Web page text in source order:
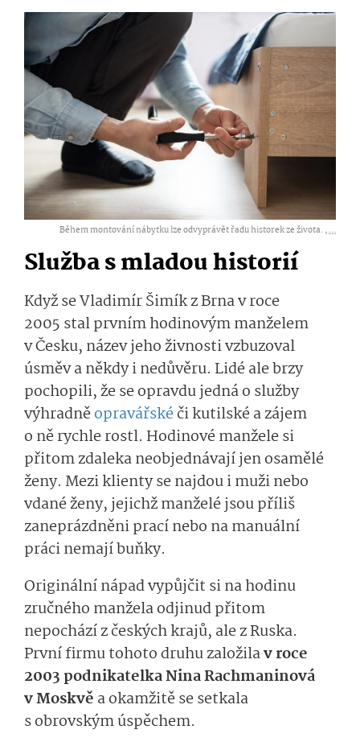
Během montování nábytku lze odvyprávět řadu historek ze života. ,...
Služba s mladou historií
Když se Vladimír Šimík z Brna v roce
2005 stal prvním hodinovým manželem
v Česku, název jeho živnosti vzbuzoval
úsměv a někdy i nedůvěru. Lidé ale brzy
pochopili, že se opravdu jedná o služby
výhradněopravářskéči kutilské a zájem
o ně rychle rostl. Hodinové manžele si
přitom zdaleka neobjednávají jen osamělé
ženy. Mezi klienty se najdou i muži nebo
vdané ženy, jejichž manželé jsou příliš
zaneprázdněni prací nebo na manuální
práci nemají buňky.
Originální nápad vypůjčit si na hodinu
zručného manžela odjinud přitom
nepochází z českých krajů, ale z Ruska.
První firmu tohoto druhu založilav roce
2003 podnikatelka Nina Rachmaninová
v Moskvě a okamžitě se setkala
s obrovským úspěchem.